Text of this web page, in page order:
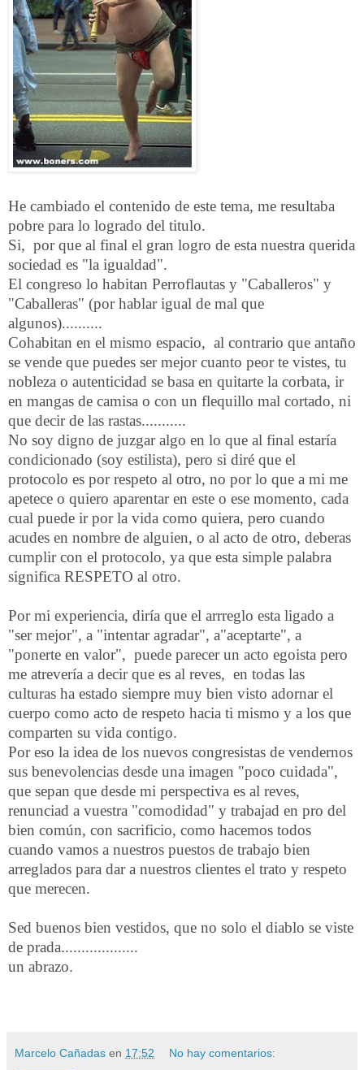
He cambiado el contenido de este tema, me resultaba
pobre para lo logrado del titulo.
Si, por que al final el gran logro de esta nuestra querida
sociedad es "la igualdad".
El congreso lo habitan Perroflautas y "Caballeros" y
"Caballeras" (por hablar igual de mal que
algunos)..........
Cohabitan en el mismo espacio, al contrario que antaño
se vende que puedes ser mejor cuanto peor te vistes, tu
nobleza o autenticidad se basa en quitarte la corbata, ir
en mangas de camisa o con un flequillo mal cortado, ni
que decir de las rastas...........
No soy digno de juzgar algo en lo que al final estaría
condicionado (soy estilista), pero si diré que el
protocolo es por respeto al otro, no por lo que a mi me
apetece o quiero aparentar en este o ese momento, cada
cual puede ir por la vida como quiera, pero cuando
acudes en nombre de alguien, o al acto de otro, deberas
cumplir con el protocolo, ya que esta simple palabra
significa RESPETO al otro.
Por mi experiencia, diría que el arrreglo esta ligado a
"ser mejor", a "intentar agradar", a"aceptarte", a
"ponerte en valor", puede parecer un acto egoista pero
me atrevería a decir que es al reves, en todas las
culturas ha estado siempre muy bien visto adornar el
cuerpo como acto de respeto hacia ti mismo y a los que
comparten su vida contigo.
Por eso la idea de los nuevos congresistas de vendernos
sus benevolencias desde una imagen "poco cuidada",
que sepan que desde mi perspectiva es al reves,
renunciad a vuestra "comodidad" y trabajad en pro del
bien común, con sacrificio, como hacemos todos
cuando vamos a nuestros puestos de trabajo bien
arreglados para dar a nuestros clientes el trato y respeto
que merecen.
Sed buenos bien vestidos, que no solo el diablo se viste
de prada...................
un abrazo.
Marcelo Cañadas en 17:52 No hay comentarios: